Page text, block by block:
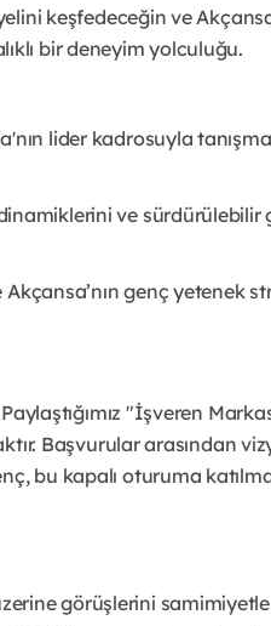
keşfedeceğin ve
bir deneyim yolculuğu.
lider kadrosuyla
ve
genç yetenek
"İşveren
Başvurular arasından
bu kapalı oturuma
görüşlerini